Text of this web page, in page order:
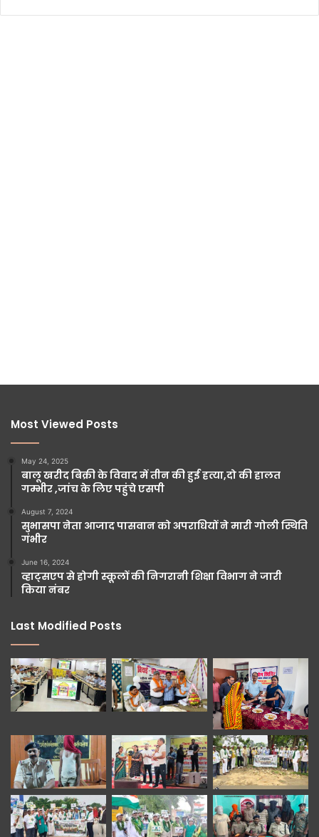
Most Viewed Posts
May 24, 2025
बालू खरीद बिक्री के विवाद में तीन की हुई हत्या,दो की हालत
गम्भीर ,जांच के लिए पहुंचे एसपी
August 7, 2024
सुभासपा नेता आजाद पासवान को अपराधियों ने मारी गोली स्थिति
गंभीर
June 16, 2024
व्हाट्सएप से होगी स्कूलों की निगरानी शिक्षा विभाग ने जारी
किया नंबर
Last Modified Posts